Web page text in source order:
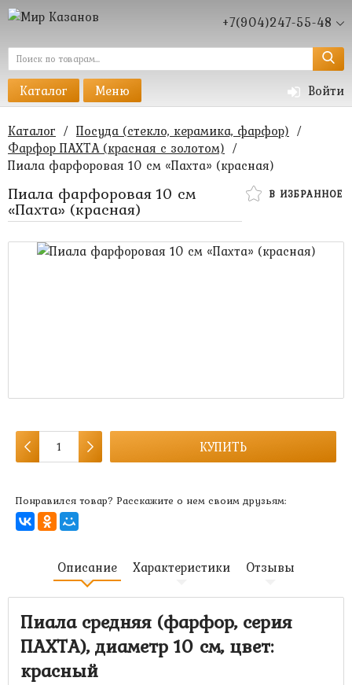
+7(904)247-55-48
Каталог Меню Войти
Каталог / Посуда (стекло, керамика, фарфор) /
Фарфор ПАХТА (красная с золотом) /
Пиала фарфоровая 10 см «Пахта» (красная)
В ИЗБРАННОЕ
Пиала фарфоровая 10 см
«Пахта» (красная)
КУПИТЬ
Понравился товар? Расскажите о нем своим друзьям:
Описание Характеристики Отзывы
Пиала средняя (фарфор, серия
ПАХТА), диаметр 10 см, цвет:
красный